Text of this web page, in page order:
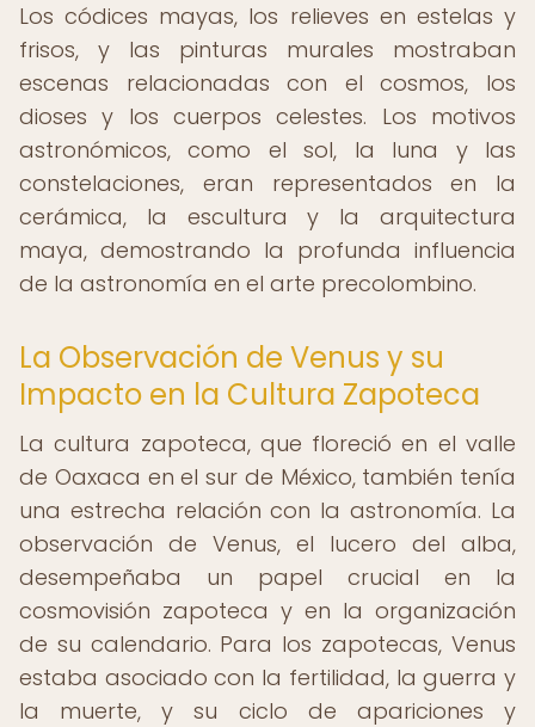
Los códices mayas, los relieves en estelas y
frisos, y las pinturas murales mostraban
escenas relacionadas con el cosmos, los
dioses y los cuerpos celestes. Los motivos
astronómicos, como el sol, la luna y las
constelaciones, eran representados en la
cerámica, la escultura y la arquitectura
maya, demostrando la profunda influencia
de la astronomía en el arte precolombino.
La Observación de Venus y su
Impacto en la Cultura Zapoteca
La cultura zapoteca, que floreció en el valle
de Oaxaca en el sur de México, también tenía
una estrecha relación con la astronomía. La
observación de Venus, el lucero del alba,
desempeñaba un papel crucial en la
cosmovisión zapoteca y en la organización
de su calendario. Para los zapotecas, Venus
estaba asociado con la fertilidad, la guerra y
la muerte, y su ciclo de apariciones y